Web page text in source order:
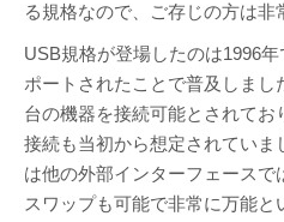
る規格なので、ご存じの方は非
USB規格が登場したのは1996
ポートされたことで普及しま
台の機器を接続可能とされて
接続も当初から想定されていま
は他の外部インターフェースで
スワップも可能で非常に万能と